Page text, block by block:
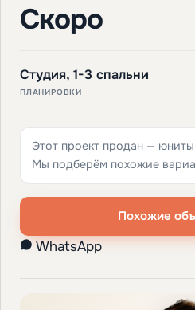
Скоро
Студия, 1-3 спальни
ПЛАНИРОВКИ
Этот проект продан —
Мы подберём похожие
Похожие
WhatsApp